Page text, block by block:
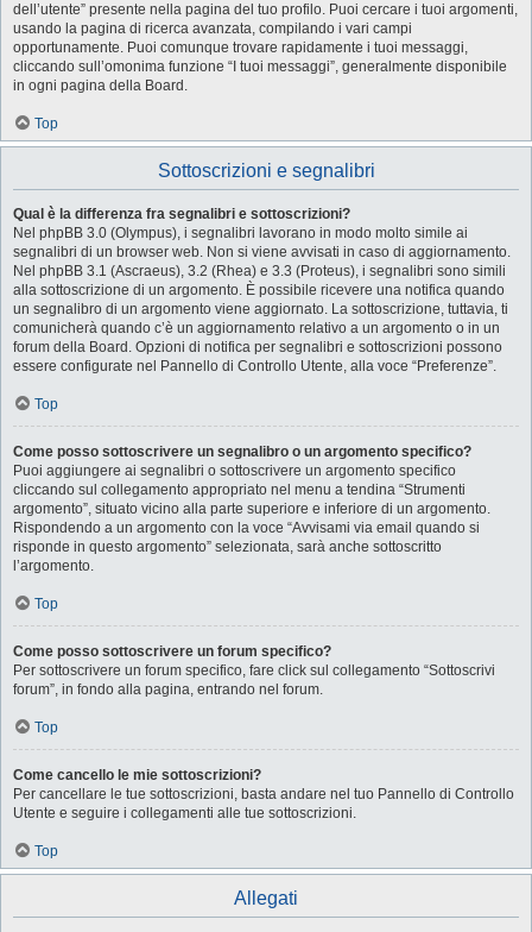
dell’utente” presente nella pagina del tuo profilo. Puoi cercare i tuoi argomenti,
usando la pagina di ricerca avanzata, compilando i vari campi
opportunamente. Puoi comunque trovare rapidamente i tuoi messaggi,
cliccando sull’omonima funzione “I tuoi messaggi”, generalmente disponibile
in ogni pagina della Board.
Top
Sottoscrizioni e segnalibri
Qual è la differenza fra segnalibri e sottoscrizioni?
Nel phpBB 3.0 (Olympus), i segnalibri lavorano in modo molto simile ai
segnalibri di un browser web. Non si viene avvisati in caso di aggiornamento.
Nel phpBB 3.1 (Ascraeus), 3.2 (Rhea) e 3.3 (Proteus), i segnalibri sono simili
alla sottoscrizione di un argomento. È possibile ricevere una notifica quando
un segnalibro di un argomento viene aggiornato. La sottoscrizione, tuttavia, ti
comunicherà quando c’è un aggiornamento relativo a un argomento o in un
forum della Board. Opzioni di notifica per segnalibri e sottoscrizioni possono
essere configurate nel Pannello di Controllo Utente, alla voce “Preferenze”.
Top
Come posso sottoscrivere un segnalibro o un argomento specifico?
Puoi aggiungere ai segnalibri o sottoscrivere un argomento specifico
cliccando sul collegamento appropriato nel menu a tendina “Strumenti
argomento”, situato vicino alla parte superiore e inferiore di un argomento.
Rispondendo a un argomento con la voce “Avvisami via email quando si
risponde in questo argomento” selezionata, sarà anche sottoscritto
l’argomento.
Top
Come posso sottoscrivere un forum specifico?
Per sottoscrivere un forum specifico, fare click sul collegamento “Sottoscrivi
forum”, in fondo alla pagina, entrando nel forum.
Top
Come cancello le mie sottoscrizioni?
Per cancellare le tue sottoscrizioni, basta andare nel tuo Pannello di Controllo
Utente e seguire i collegamenti alle tue sottoscrizioni.
Top
Allegati